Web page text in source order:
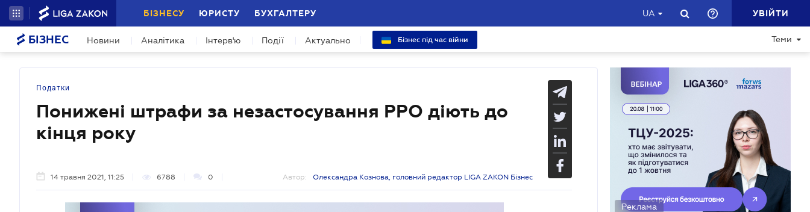
БІЗНЕСУ ЮРИСТУ БУХГАЛТЕРУ UA УВІЙТИ
БІЗНЕС Новини Аналітика Інтерв'ю Події Актуально Бізнес під час війни Теми
Податки
Понижені штрафи за незастосування РРО діють до
кінця року
14 травня 2021, 11:25 6788 0 Автор: Олександра Кознова, головний редактор LIGA ZAKON Бізнес
Реклама